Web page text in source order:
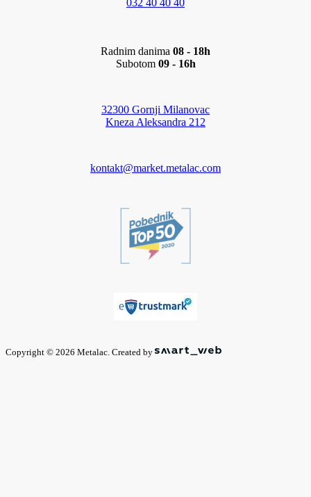
032 40 40 40
Radnim danima 08 - 18h
Subotom 09 - 16h
32300 Gornji Milanovac
Kneza Aleksandra 212
kontakt@market.metalac.com
Copyright © 2026 Metalac. Created by